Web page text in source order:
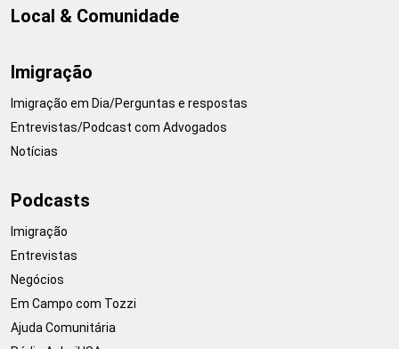
Local & Comunidade
Imigração
Imigração em Dia/Perguntas e respostas
Entrevistas/Podcast com Advogados
Notícias
Podcasts
Imigração
Entrevistas
Negócios
Em Campo com Tozzi
Ajuda Comunitária